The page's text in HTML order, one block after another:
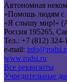
Автономная
«Помощь людям с
«Я слышу мир!»
Россия 195265,
Тел.: +7 (812) 324-
e-mail:
www.rodsi.ru
Все реквизиты
Учредительные